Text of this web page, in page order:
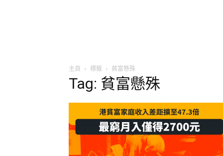
主頁 標籤 貧富懸殊
Tag: 貧富懸殊